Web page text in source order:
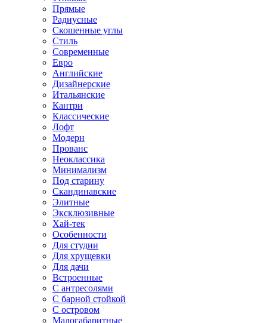
Прямые
Радиусные
Скошенные углы
Стиль
Современные
Евро
Английские
Дизайнерские
Итальянские
Кантри
Классические
Лофт
Модерн
Прованс
Неоклассика
Минимализм
Под старину
Скандинавские
Элитные
Эксклюзивные
Хай-тек
Особенности
Для студии
Для хрущевки
Для дачи
Встроенные
С антресолями
С барной стойкой
С островом
Малогабаритные